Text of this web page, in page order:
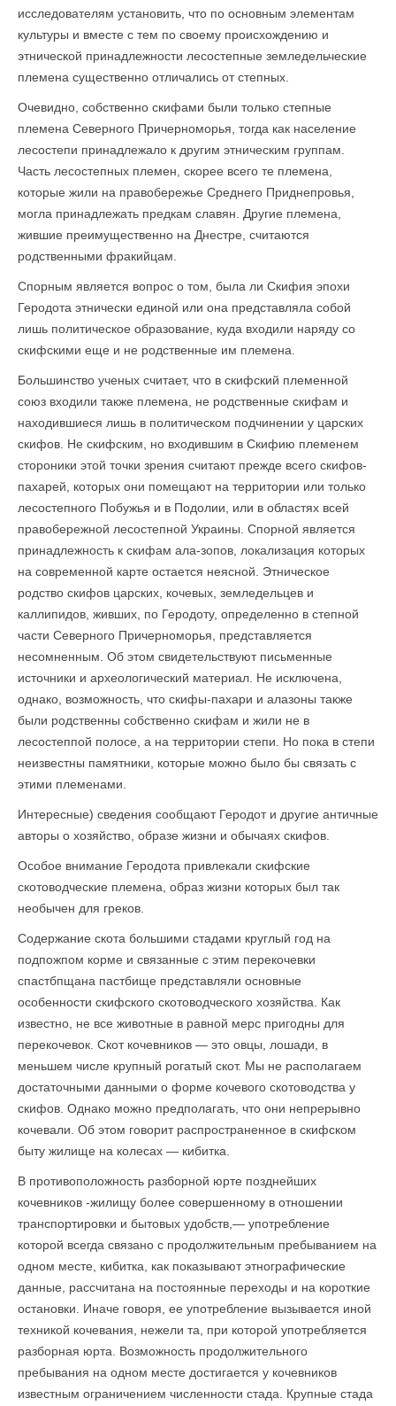
исследователям установить, что по основным элементам
культуры и вместе с тем по своему происхождению и
этнической принадлежности лесостеп­ные земледельческие
племена существенно отличались от степных.
Очевидно, собственно скифами были только степные
племена Северного Причерноморья, тогда как население
лесостепи принадлежало к другим этническим группам.
Часть лесостепных племен, скорее всего те племена,
которые жили на правобережье Среднего Приднепровья,
могла принадлежать предкам славян. Другие племена,
жившие преимущественно на Днестре, считаются
родственными фракийцам.
Спорным является вопрос о том, была ли Скифия эпохи
Геродота этнически единой или она представляла собой
лишь политическое образование, куда входили наряду со
скифскими еще и не родственные им племена.
Большинство ученых считает, что в скифский племенной
союз входили также племена, не родственные скифам и
находившиеся лишь в политическом подчинении у царских
скифов. Не скифским, но входившим в Скифию племенем
стороники этой точки зрения считают прежде всего скифов-
пахарей, которых они помещают на территории или только
ле­состепного Побужья и в Подолии, или в областях всей
правобережной лесостепной Украины. Спорной является
принадлежность к скифам ала-зопов, локализация которых
на современной карте остается неясной. Этническое
родство скифов царских, кочевых, земледельцев и
каллипидов, живших, по Геродоту, определенно в степной
части Северного Причерноморья, представляется
несомненным. Об этом свидетельствуют письменные
источники и археологический материал. Не исключена,
однако, возможность, что скифы-пахари и алазоны также
были родственны собственно скифам и жили не в
лесостеппой полосе, а на территории степи. Но пока в степи
неизвестны памятники, которые можно было бы связать с
этими племенами.
Интересные) сведения сообщают Геродот и другие античные
авторы о хозяйство, образе жизни и обычаях скифов.
Особое внимание Геродота привлекали скифские
скотоводческие племена, образ жизни которых был так
необычен для греков.
Содержание скота большими стадами круглый год на
подпожпом корме и связанные с этим перекочевки
спастбпщана пастбище представляли основные
особенности скифского скотоводческого хозяйства. Как
известно, не все животные в равной мерс пригодны для
перекочевок. Скот кочевников — это овцы, лошади, в
меньшем числе крупный рогатый скот. Мы не располагаем
достаточными данными о форме кочевого скотоводства у
скифов. Однако можно предполагать, что они непрерывно
ко­чевали. Об этом говорит распространенное в скифском
быту жилище на колесах — кибитка.
В противоположность разборной юрте позднейших
кочевников -жилищу более совершенному в отношении
транспортировки и бытовых удобств,— употребление
которой всегда связано с продолжительным пребыванием на
одном месте, кибитка, как показывают этнографические
данные, рассчитана на постоянные переходы и на короткие
остановки. Иначе говоря, ее употребление вызывается иной
техникой кочевания, нежели та, при которой употребляется
разборная юрта. Возможность продолжительного
пребывания на одном месте достигается у кочевников
известным ограничением численности стада. Крупные стада